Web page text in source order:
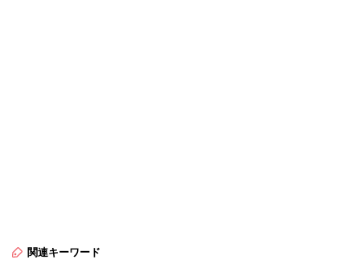
関連キーワード